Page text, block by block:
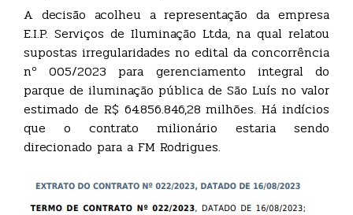
A decisão acolheu a representação da empresa
E.I.P. Serviços de Iluminação Ltda, na qual relatou
supostas irregularidades no edital da concorrência
nº 005/2023 para gerenciamento integral do
parque de iluminação pública de São Luís no valor
estimado de R$ 64.856.846,28 milhões. Há indícios
que o contrato milionário estaria sendo
direcionado para a FM Rodrigues.